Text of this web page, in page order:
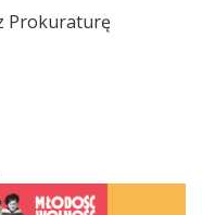
Prokuraturę